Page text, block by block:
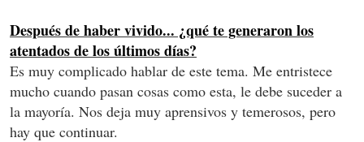
Después de haber vivido... ¿qué te generaron los
atentados de los últimos días?
Es muy complicado hablar de este tema. Me entristece
mucho cuando pasan cosas como esta, le debe suceder a
la mayoría. Nos deja muy aprensivos y temerosos, pero
hay que continuar.